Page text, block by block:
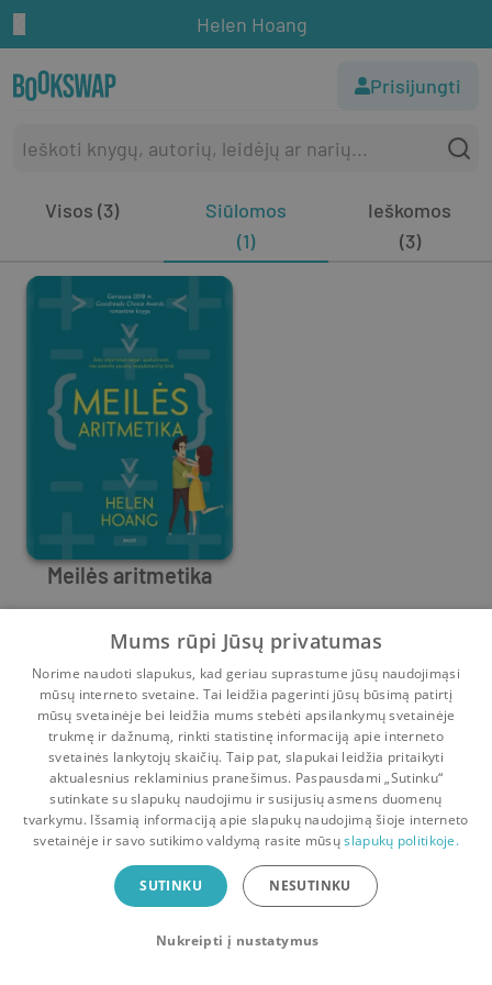
Helen Hoang
Prisijungti
Visos (3)
Siūlomos
(1)
Ieškomos
(3)
Meilės aritmetika
Helen Hoang
Pradinis Krepšelis Pokalbiai Pranešimai Paskyra
Bookswap programėlė
Mainykis knygomis dar patogiau!
Uždaryti
Mums rūpi Jūsų privatumas
Norime naudoti slapukus, kad geriau suprastume jūsų naudojimąsi
mūsų interneto svetaine. Tai leidžia pagerinti jūsų būsimą patirtį
mūsų svetainėje bei leidžia mums stebėti apsilankymų svetainėje
trukmę ir dažnumą, rinkti statistinę informaciją apie interneto
svetainės lankytojų skaičių. Taip pat, slapukai leidžia pritaikyti
aktualesnius reklaminius pranešimus. Paspausdami „Sutinku“
sutinkate su slapukų naudojimu ir susijusių asmens duomenų
tvarkymu. Išsamią informaciją apie slapukų naudojimą šioje interneto
svetainėje ir savo sutikimo valdymą rasite mūsųslapukų politikoje.
SUTINKU NESUTINKU
Nukreipti į nustatymus